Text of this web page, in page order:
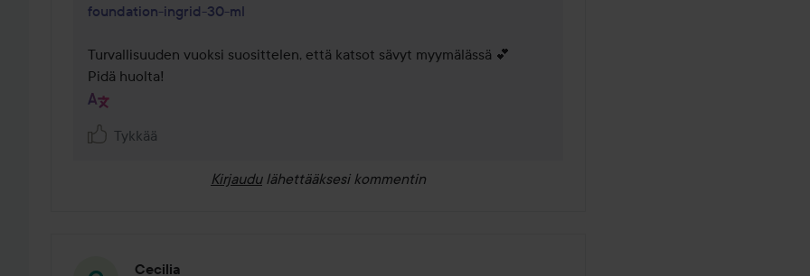
foundation-ingrid-30-ml
Turvallisuuden vuoksi suosittelen, että katsot sävyt myymälässä 💕
Pidä huolta!
Tykkää
Kirjaudu lähettääksesi kommentin
Cecilia